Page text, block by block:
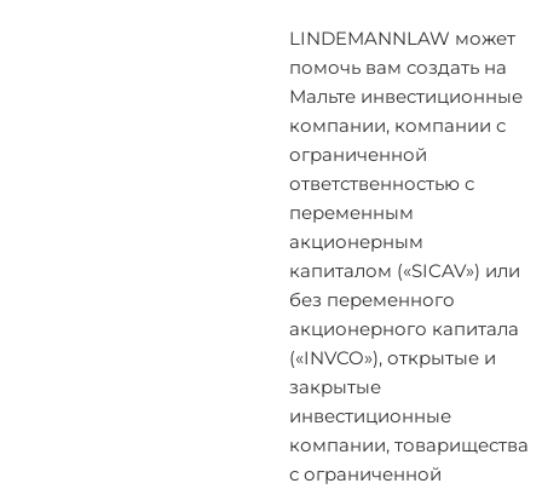
LINDEMANNLAW может
помочь вам создать на
Мальте инвестиционные
компании, компании с
ограниченной
ответственностью с
переменным
акционерным
капиталом («SICAV») или
без переменного
акционерного капитала
(«INVCO»), открытые и
закрытые
инвестиционные
компании, товарищества
с ограниченной